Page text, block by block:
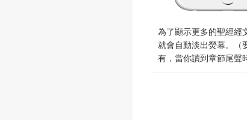
為了顯示更多的聖經經
就會自動淡出熒幕。（
有，當你讀到章節尾聲